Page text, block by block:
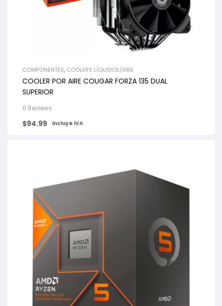
COMPONENTES, COOLERS LÍQUIDOS/AIRE
COOLER POR AIRE COUGAR FORZA 135 DUAL
SUPERIOR
0 Reviews
$94.99 Incluye IVA